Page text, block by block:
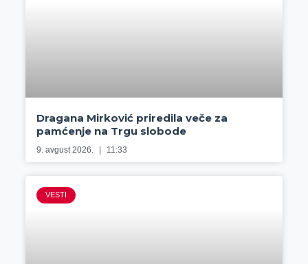
Dragana Mirković priredila veče za
pamćenje na Trgu slobode
9. avgust 2026. 11:33
VESTI